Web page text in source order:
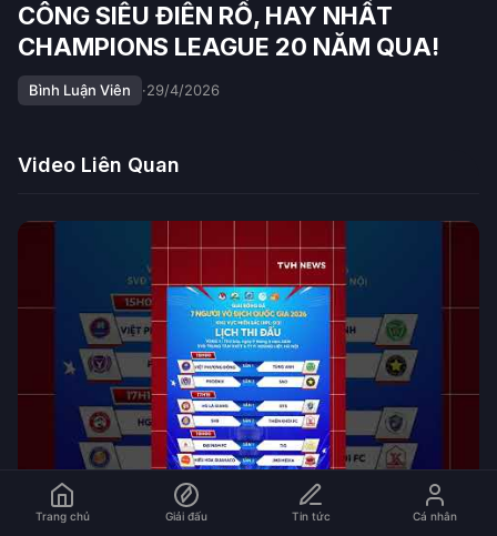
CÔNG SIÊU ĐIÊN RỒ, HAY NHẤT
CHAMPIONS LEAGUE 20 NĂM QUA!
Bình Luận Viên ·29/4/2026
Video Liên Quan
Trang chủ Giải đấu Tin tức Cá nhân